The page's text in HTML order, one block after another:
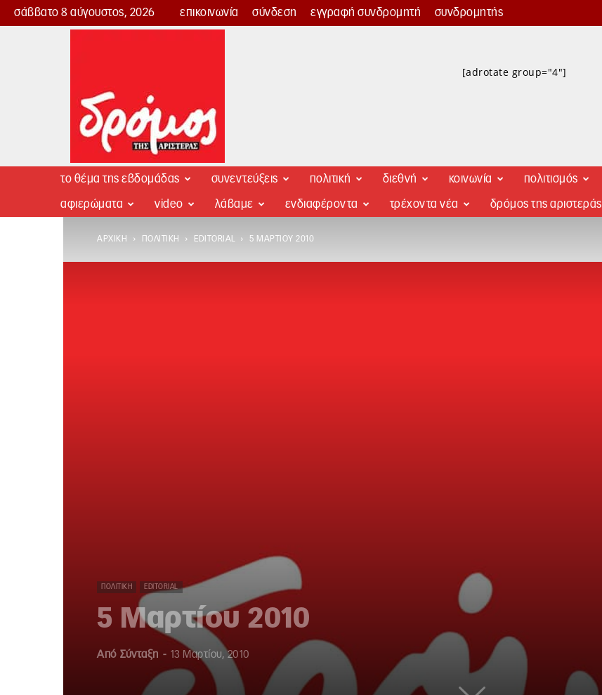
σάββατο 8 αύγουστος, 2026 επικοινωνία σύνδεση εγγραφή συνδρομητή συνδρομητής
Δρόμος
[adrotate group="4"]
το θέμα της εβδομάδας συνεντεύξεις πολιτική διεθνή κοινωνία πολιτισμός
αφιερώματα video λάβαμε ενδιαφέροντα τρέχοντα νέα δρόμος της αριστεράς
ΑΡΧΙΚΉ ΠΟΛΙΤΙΚΉ EDITORIAL 5 ΜΑΡΤΊΟΥ 2010
ΠΟΛΙΤΙΚΉ EDITORIAL
5 Μαρτίου 2010
Από Σύνταξη - 13 Μαρτίου, 2010